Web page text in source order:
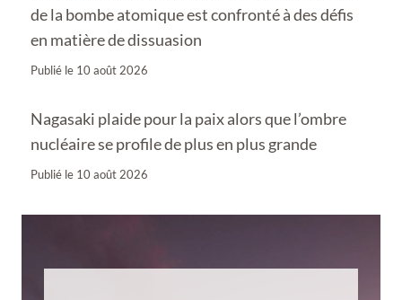
de la bombe atomique est confronté à des défis
en matière de dissuasion
Publié le 10 août 2026
Nagasaki plaide pour la paix alors que l’ombre
nucléaire se profile de plus en plus grande
Publié le 10 août 2026